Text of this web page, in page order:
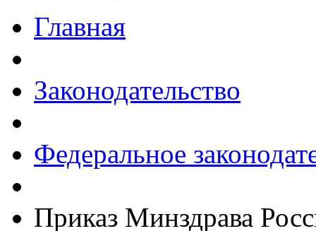
Главная
Законодательство
Федеральное
Приказ Минздрава